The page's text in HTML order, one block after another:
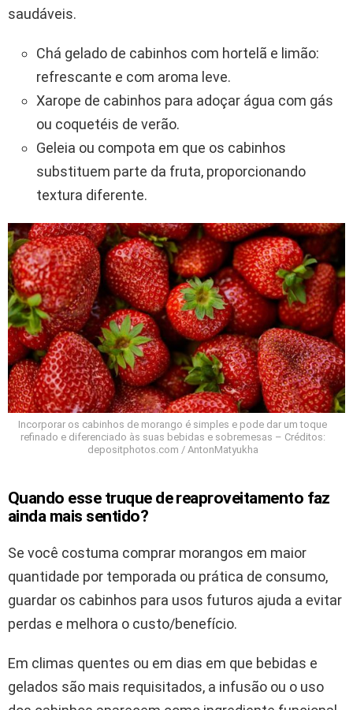
saudáveis.
Chá gelado de cabinhos com hortelã e limão:
refrescante e com aroma leve.
Xarope de cabinhos para adoçar água com gás
ou coquetéis de verão.
Geleia ou compota em que os cabinhos
substituem parte da fruta, proporcionando
textura diferente.
Incorporar os cabinhos de morango é simples e pode dar um toque
refinado e diferenciado às suas bebidas e sobremesas – Créditos:
depositphotos.com / AntonMatyukha
Quando esse truque de reaproveitamento faz
ainda mais sentido?
Se você costuma comprar morangos em maior
quantidade por temporada ou prática de consumo,
guardar os cabinhos para usos futuros ajuda a evitar
perdas e melhora o custo/benefício.
Em climas quentes ou em dias em que bebidas e
gelados são mais requisitados, a infusão ou o uso